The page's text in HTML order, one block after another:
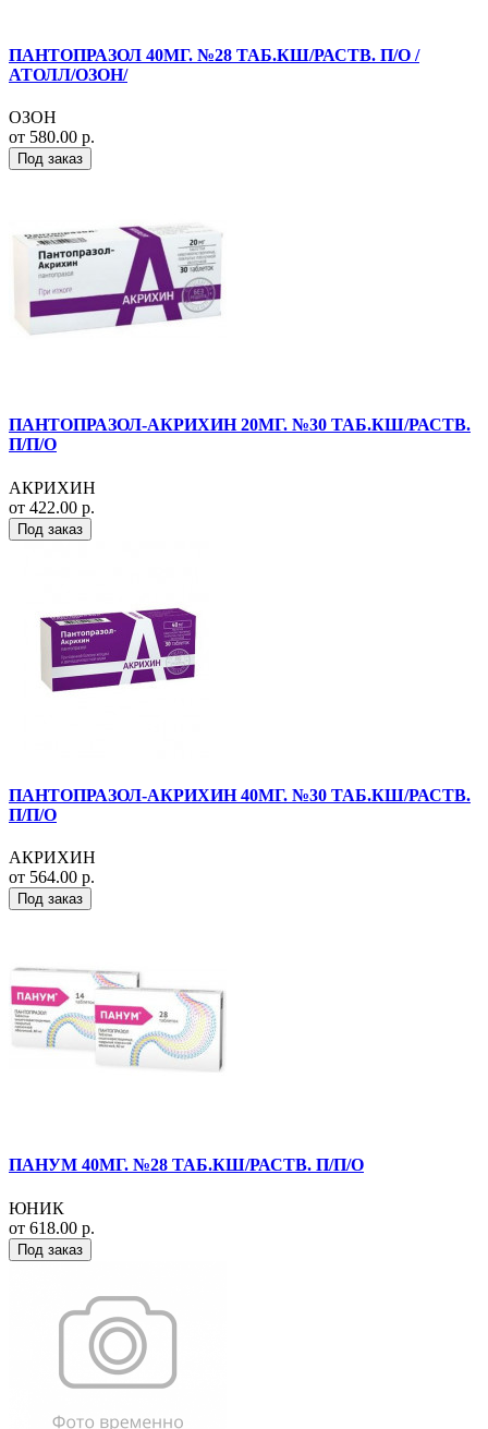
ПАНТОПРАЗОЛ 40МГ. №28 ТАБ.КШ/РАСТВ. П/О /
АТОЛЛ/ОЗОН/
ОЗОН
от 580.00 р.
Под заказ
ПАНТОПРАЗОЛ-АКРИХИН 20МГ. №30 ТАБ.КШ/РАСТВ.
П/П/О
АКРИХИН
от 422.00 р.
Под заказ
ПАНТОПРАЗОЛ-АКРИХИН 40МГ. №30 ТАБ.КШ/РАСТВ.
П/П/О
АКРИХИН
от 564.00 р.
Под заказ
ПАНУМ 40МГ. №28 ТАБ.КШ/РАСТВ. П/П/О
ЮНИК
от 618.00 р.
Под заказ